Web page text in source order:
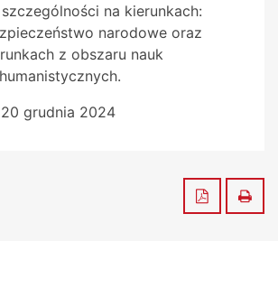
na kierunkach:
narodowe oraz
z obszaru nauk
20 grudnia 2024
Zapisz do